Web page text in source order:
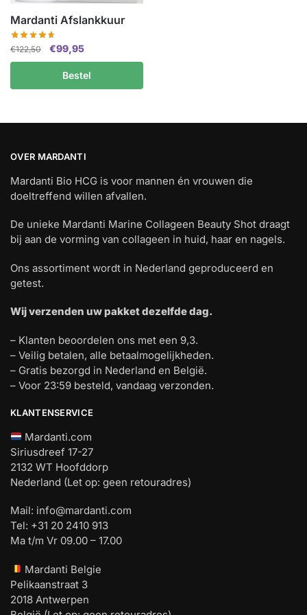
Mardanti Afslankkuur
€122,50
Oorspronkelijke
prijs
was:
€122,50.
€99,95Huidige
prijs
is:
€99,95.
Bestel
OVER MARDANTI
Mardanti Bio HCG is voor mannen én vrouwen die
doeltreffend willen afvallen.
De unieke Mardanti Marine Collageen Beauty Shot draagt
bij aan de vorming van collageen in huid, haar en nagels.
Ons assortiment wordt in Nederland geproduceerd en
getest.
Wij verzenden uw pakket dezelfde dag.
– Klanten beoordelen ons met een 9,3.
– Veilig betalen, alle betaalmogelijkheden.
– Gratis bezorgd in Nederland en België.
– Voor 23:59 besteld, vandaag verzonden.
KLANTENSERVICE
Mardanti.com
Siriusdreef 17-27
2132 WT Hoofddorp
Nederland (Let op: geen retouradres)
Mail: info@mardanti.com
Tel: +31 20 2410 913
Ma t/m Vr 09.00 – 17.00
Mardanti Belgie
Pelikaanstraat 3
2018 Antwerpen